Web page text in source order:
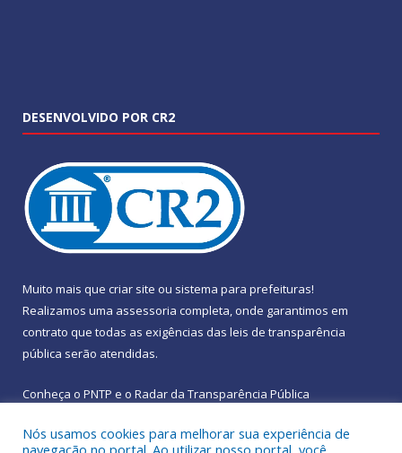
DESENVOLVIDO POR CR2
Muito mais que criar site ou sistema para prefeituras!
Realizamos uma assessoria completa, onde garantimos em
contrato que todas as exigências das leis de transparência
pública serão atendidas.
Conheça o PNTP e o Radar da Transparência Pública
Nós usamos cookies para melhorar sua experiência de
navegação no portal. Ao utilizar nosso portal, você